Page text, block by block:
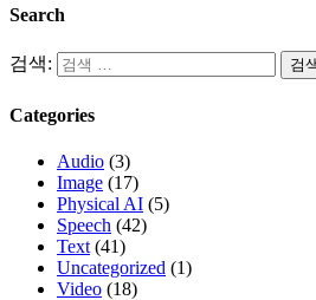
Search
검색:
Categories
Audio (3)
Image (17)
Physical AI (5)
Speech (42)
Text (41)
Uncategorized (1)
Video (18)